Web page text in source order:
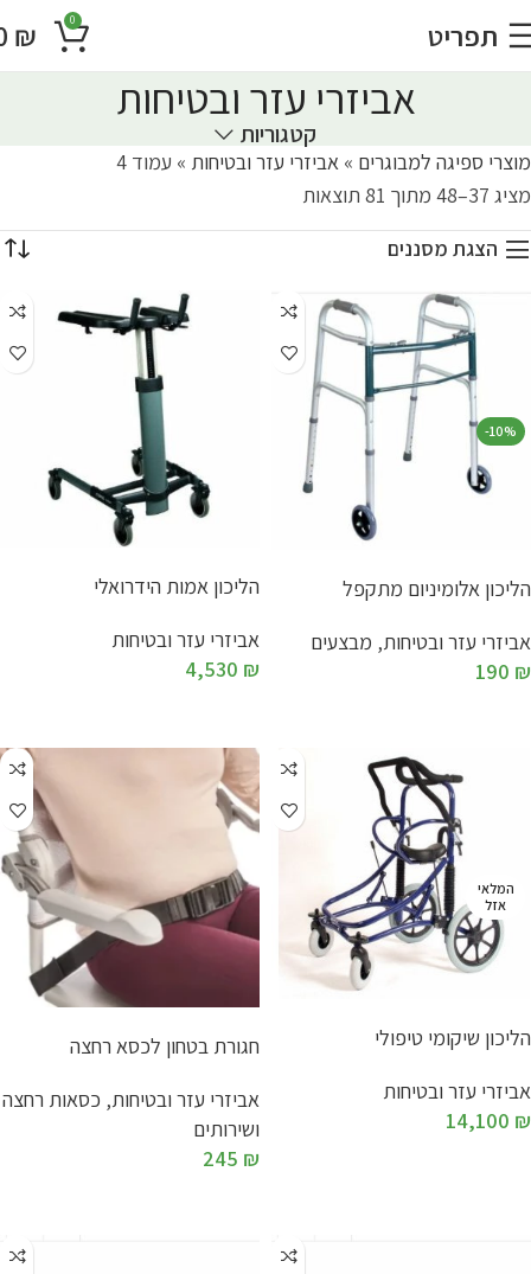
תפריט 0
₪
אביזרי עזר ובטיחות
קטגוריות
מוצרי ספיגה למבוגרים » אביזרי עזר ובטיחות » עמוד 4
מציג 37–48 מתוך 81 תוצאות
הצגת מסננים
-10%
הליכון אלומיניום מתקפל
אביזרי עזר ובטיחות, מבצעים
190 ₪
הליכון אמות הידרואלי
אביזרי עזר ובטיחות
4,530 ₪
המלאי
אזל
הליכון שיקומי טיפולי
אביזרי עזר ובטיחות
14,100 ₪
חגורת בטחון לכסא רחצה
אביזרי עזר ובטיחות, כסאות רחצה
ושירותים
245 ₪